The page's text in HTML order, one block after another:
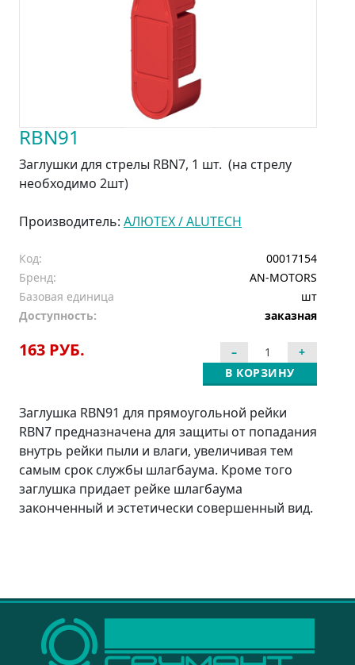
RBN91
Заглушки для стрелы RBN7, 1 шт. (на стрелу
необходимо 2шт)
Производитель: АЛЮТЕХ / ALUTECH
Код:
00017154
Бренд:
AN-MOTORS
Базовая единица
шт
Доступность:
заказная
163 РУБ.
В КОРЗИНУ
Заглушка RBN91 для прямоугольной рейки
RBN7 предназначена для защиты от попадания
внутрь рейки пыли и влаги, увеличивая тем
самым срок службы шлагбаума. Кроме того
заглушка придает рейке шлагбаума
законченный и эстетически совершенный вид.